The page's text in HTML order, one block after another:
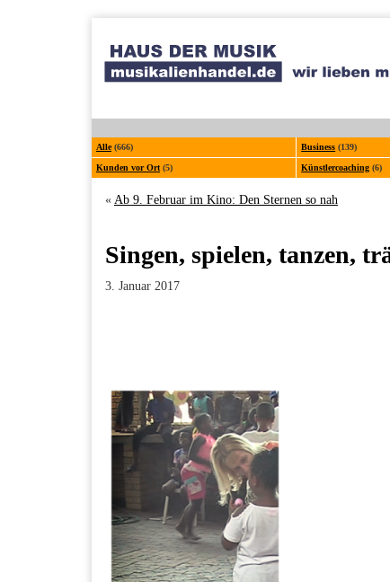
Alle(666) Business (139)
Kunden vor Ort (5) Künstlercoaching (6)
« Ab 9. Februar im Kino: Den Sternen so nah
Singen, spielen, tanzen,
3. Januar 2017